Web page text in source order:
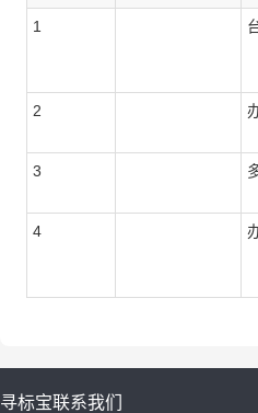
1
2
3
4
寻标宝联系我们